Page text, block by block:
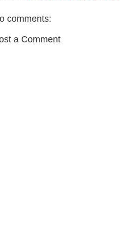
comments:
a Comment